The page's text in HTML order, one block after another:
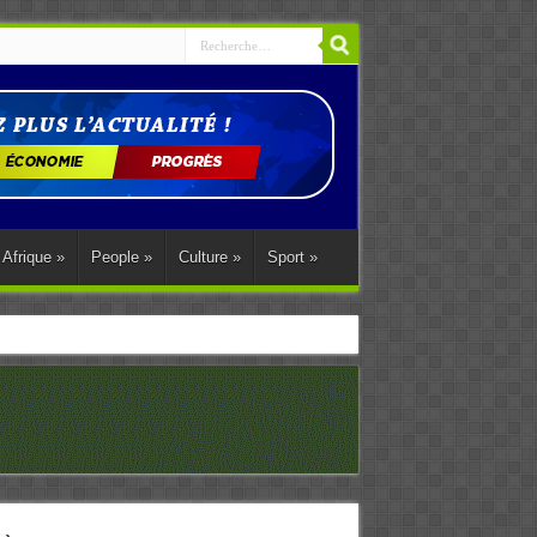
Afrique » People » Culture » Sport »